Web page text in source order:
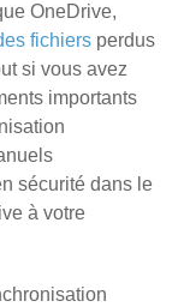
OneDrive,
fichiers perdus
si vous avez
importants
sécurité dans le
à votre